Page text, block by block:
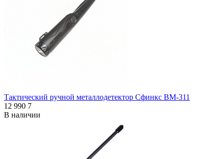
Тактический ручной металлодетектор Сфинкс ВМ-311
12 990 7
В наличии